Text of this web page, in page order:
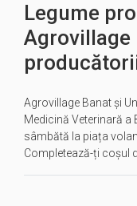
Legume
Agrovillage
Agrovillage Banat și
Medicină Veterinară a
sâmbătă la piața
Completează-ți coșul